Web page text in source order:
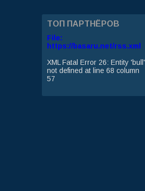
ТОП ПАРТНЁРОВ
File:
https://basaru.net/rss.xml
XML Fatal Error 26: Entity 'bull'
not defined at line 68 column
57